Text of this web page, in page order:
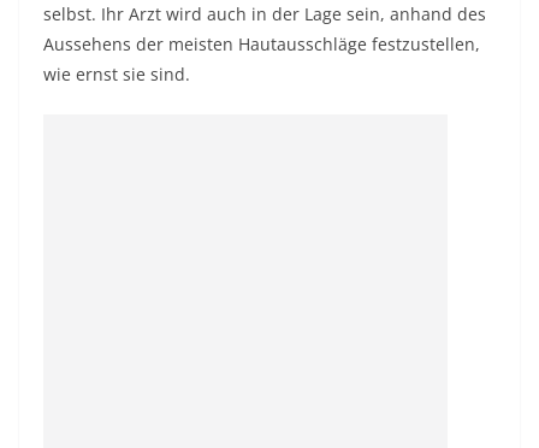
selbst. Ihr Arzt wird auch in der Lage sein, anhand des
Aussehens der meisten Hautausschläge festzustellen,
wie ernst sie sind.